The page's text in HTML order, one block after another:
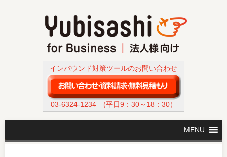
インバウンド対策ツールのお問い合わせ
03-6324-1234(平日9：30～18：30）
MENU